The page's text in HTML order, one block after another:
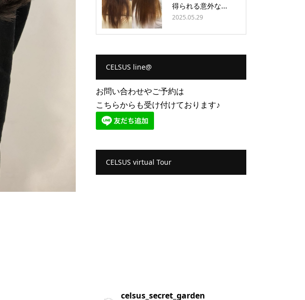
得られる意外な...
2025.05.29
CELSUS line@
お問い合わせやご予約は
こちらからも受け付けております♪
CELSUS virtual Tour
celsus_secret_garden